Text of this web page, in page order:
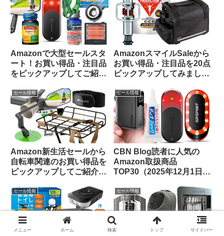
Amazonで大型セールスタ
ート！お買い得品・注目品
をピックアップしてご紹介
AmazonスマイルSaleから
お買い得品・注目品を20点
ピックアップしてみました
品】
セール情報
Amazon新生活セールから
自転車関連のお買い得品を
ピックアップしてご紹介し
セール情報
CBN Blog読者に人気の
Amazon取扱商品
TOP30（2025年12月1日
セール情報 セール情報
メニュー ホーム 検索 トップ サイドバー